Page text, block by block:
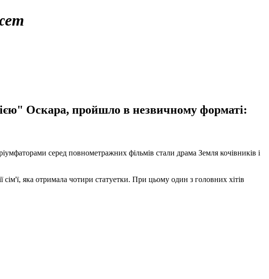
Оскара, пройшло в незвичному форматі:
серед повнометражних фільмів стали драма Земля кочівників і
яка отримала чотири статуетки. При цьому один з головних хітів